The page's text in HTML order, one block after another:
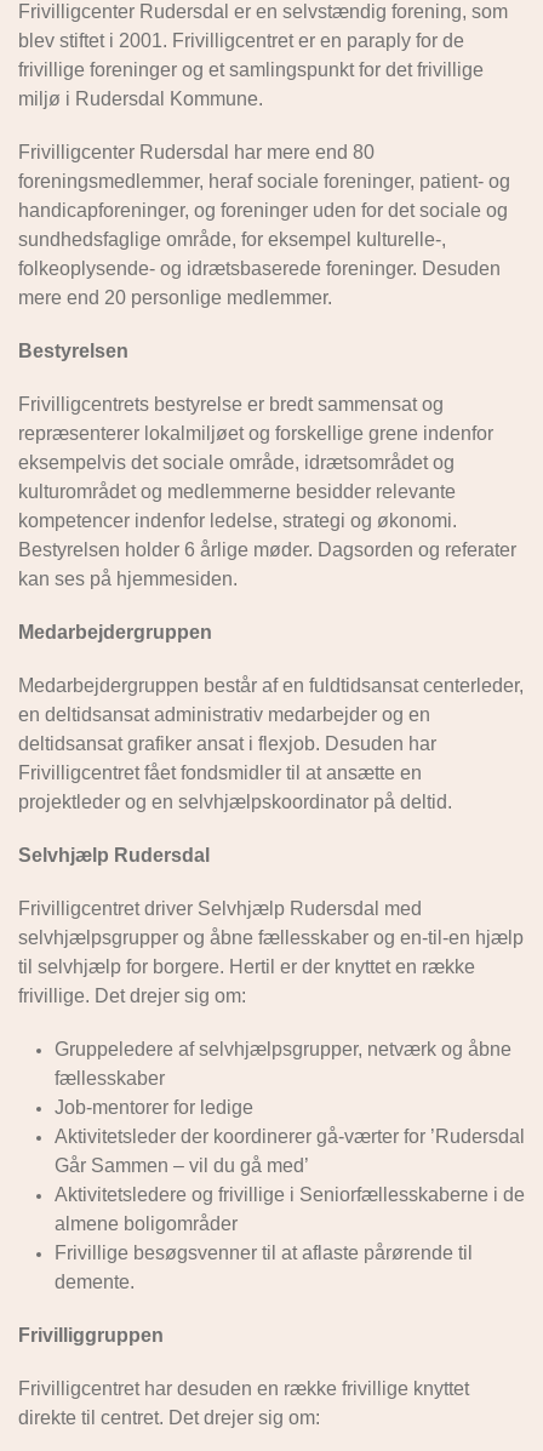
Frivilligcenter Rudersdal er en selvstændig forening, som
blev stiftet i 2001. Frivilligcentret er en paraply for de
frivillige foreninger og et samlingspunkt for det frivillige
miljø i Rudersdal Kommune.
Frivilligcenter Rudersdal har mere end 80
foreningsmedlemmer, heraf sociale foreninger, patient- og
handicapforeninger, og foreninger uden for det sociale og
sundhedsfaglige område, for eksempel kulturelle-,
folkeoplysende- og idrætsbaserede foreninger. Desuden
mere end 20 personlige medlemmer.
Bestyrelsen
Frivilligcentrets bestyrelse er bredt sammensat og
repræsenterer lokalmiljøet og forskellige grene indenfor
eksempelvis det sociale område, idrætsområdet og
kulturområdet og medlemmerne besidder relevante
kompetencer indenfor ledelse, strategi og økonomi.
Bestyrelsen holder 6 årlige møder. Dagsorden og referater
kan ses på hjemmesiden.
Medarbejdergruppen
Medarbejdergruppen består af en fuldtidsansat centerleder,
en deltidsansat administrativ medarbejder og en
deltidsansat grafiker ansat i flexjob. Desuden har
Frivilligcentret fået fondsmidler til at ansætte en
projektleder og en selvhjælpskoordinator på deltid.
Selvhjælp Rudersdal
Frivilligcentret driver Selvhjælp Rudersdal med
selvhjælpsgrupper og åbne fællesskaber og en-til-en hjælp
til selvhjælp for borgere. Hertil er der knyttet en række
frivillige. Det drejer sig om:
Gruppeledere af selvhjælpsgrupper, netværk og åbne
fællesskaber
Job-mentorer for ledige
Aktivitetsleder der koordinerer gå-værter for ’Rudersdal
Går Sammen – vil du gå med’
Aktivitetsledere og frivillige i Seniorfællesskaberne i de
almene boligområder
Frivillige besøgsvenner til at aflaste pårørende til
demente.
Frivilliggruppen
Frivilligcentret har desuden en række frivillige knyttet
direkte til centret. Det drejer sig om: